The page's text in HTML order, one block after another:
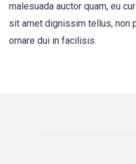
malesuada auctor quam, eu
sit amet dignissim tellus, non
ornare dui in facilisis.